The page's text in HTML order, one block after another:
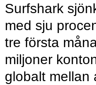
Surfshark
med sju
tre första
miljoner
globalt mellan